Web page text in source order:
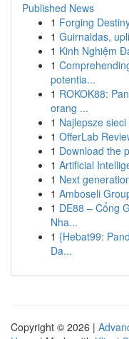
Published News
1 Forging
1 Guirnaldas,
1 Kinh Nghiệm
1
potentia...
1 ROKOK88:
orang ...
1 Najlepsze
1 OfferLab
1 Download the
1 Artificial
1 Next
1 Amboseli
1 DE88 – Cổng
Nha...
1 {Hebat99:
Da...
Copyright © 2026 |